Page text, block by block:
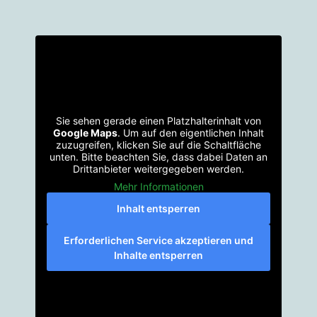
Sie sehen gerade einen Platzhalterinhalt von
Google Maps. Um auf den eigentlichen Inhalt
zuzugreifen, klicken Sie auf die Schaltfläche
unten. Bitte beachten Sie, dass dabei Daten an
Drittanbieter weitergegeben werden.
Mehr Informationen
Inhalt entsperren
Erforderlichen Service akzeptieren und
Inhalte entsperren